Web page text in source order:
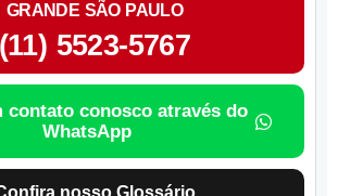
GRANDE SÃO PAULO
(11) 5523-5767
contato conosco através do
WhatsApp